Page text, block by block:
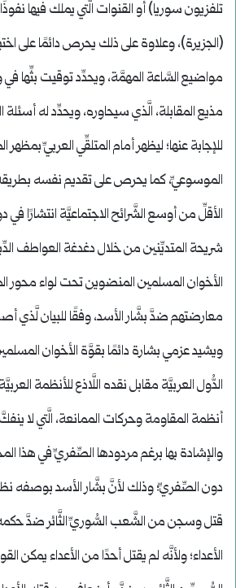
تلفزيون سوريا) أو القنوات الَّتي يملك فيها
(الجزيرة)، وعلاوة على ذلك يحرص دائمًا على
مواضيع السَّاعة المهمَّة، ويحدِّد توقيت بثِّها في
مذيع المقابلة، الَّذي سيحاوره، ويحدِّد له أسئلة
للإجابة عنها؛ ليظهر أمام المتلقِّي العربيِّ بمظهر
الموسوعيِّ، كما يحرص على تقديم نفسه
الأقلِّ من أوسع الشَّرائح الاجتماعيَّة انتشارًا
شريحة المتديِّنين من خلال دغدغة العواطف
الأخوان المسلمين المنضوين تحت لواء محور
ويشيد عزمي بشارة دائمًا بقوَّة الأخوان
الدُّول العربيَّة مقابل نقده اللَّاذع للأنظمة
أنظمة المقاومة وحركات الممانعة، الَّتي لا
والإشادة بها برغم مردودها الصِّفريِّ في هذا
دون الصِّفريِّ؛ وذلك لأنَّ بشَّار الأسد بوصفه
قتل وسجن من الشَّعب السُّوريِّ الثَّائر ضدَّ
الأعداء؛ ولأنَّه لم يقتل أحدًا من الأعداء يمكن